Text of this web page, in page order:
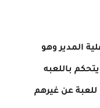
المدير وهو
باللعبه
للعبة عن غيرهم